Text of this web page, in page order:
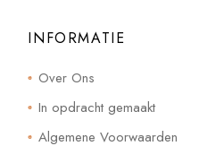
INFORMATIE
Over Ons
In opdracht gemaakt
Algemene Voorwaarden